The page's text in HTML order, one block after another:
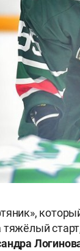
тяжёлый